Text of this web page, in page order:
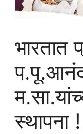
भारतात
स्थापना !